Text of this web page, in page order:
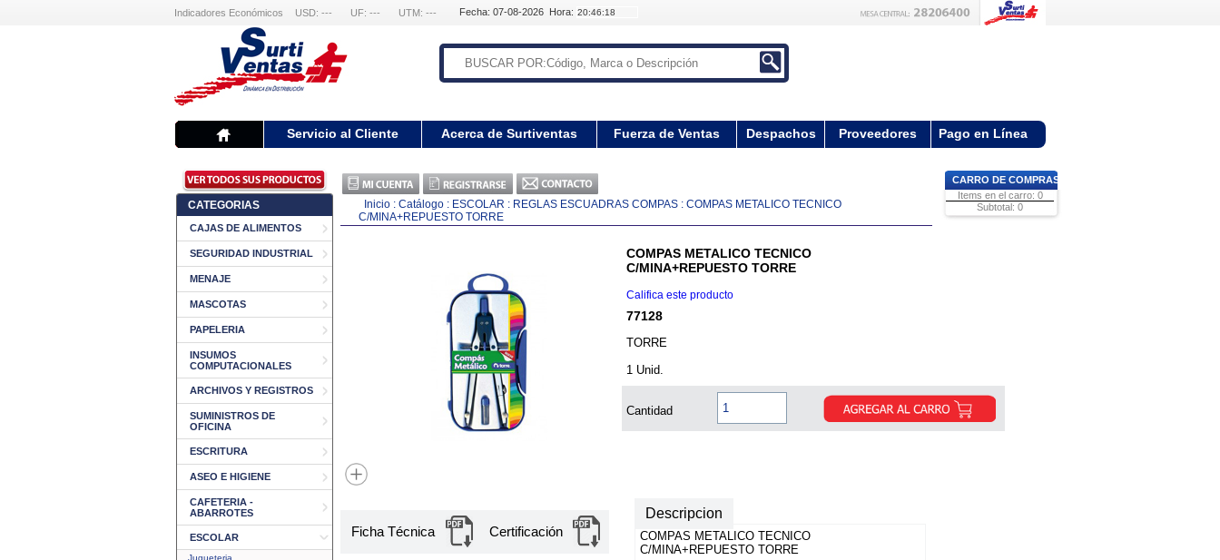
Indicadores Económicos USD: --- UF: --- UTM: --- Fecha: 07-08-2026 Hora:
Servicio al Cliente Acerca de Surtiventas Fuerza de Ventas Despachos Proveedores Pago en Línea
CATEGORIAS
CAJAS DE ALIMENTOS
SEGURIDAD INDUSTRIAL
MENAJE
MASCOTAS
PAPELERIA
INSUMOS
COMPUTACIONALES
ARCHIVOS Y REGISTROS
SUMINISTROS DE
OFICINA
ESCRITURA
ASEO E HIGIENE
CAFETERIA -
ABARROTES
ESCOLAR
Jugueteria
Inicio : Catálogo : ESCOLAR : REGLAS ESCUADRAS COMPAS : COMPAS METALICO TECNICO
C/MINA+REPUESTO TORRE
COMPAS METALICO TECNICO
C/MINA+REPUESTO TORRE
Califica este producto
77128
TORRE
1 Unid.
Cantidad
Ficha Técnica Certificación
Descripcion
COMPAS METALICO TECNICO
C/MINA+REPUESTO TORRE
CARRO DE COMPRAS
Items en el carro: 0
Subtotal: 0